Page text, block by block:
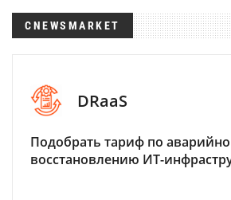
CNEWSMARKET
DRaaS
Подобрать тариф по
восстановлению ИТ-